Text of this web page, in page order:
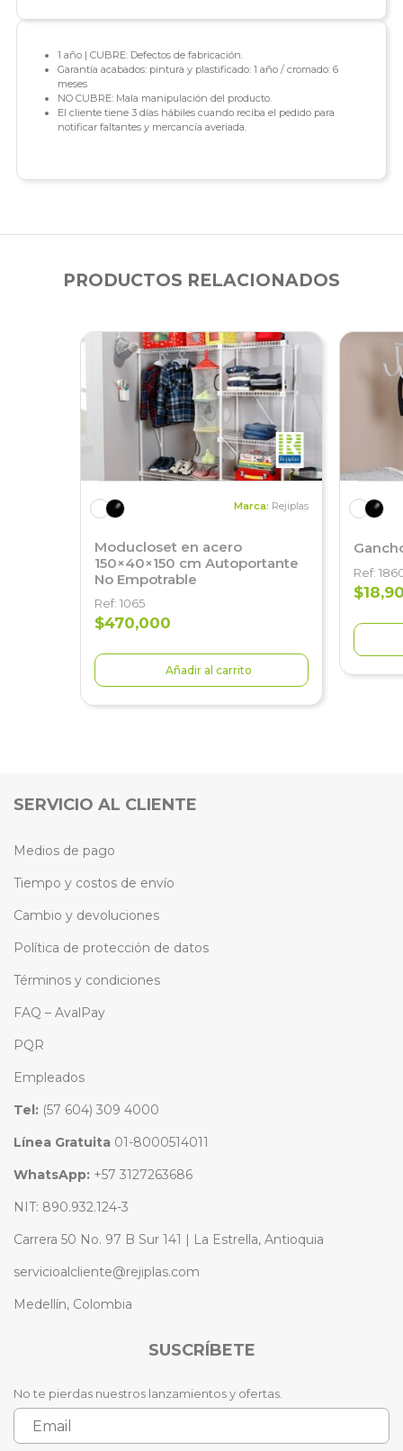
1 año | CUBRE: Defectos de fabricación.
Garantía acabados: pintura y plastificado: 1 año / cromado: 6
meses
NO CUBRE: Mala manipulación del producto.
El cliente tiene 3 días hábiles cuando reciba el pedido para
notificar faltantes y mercancía averiada.
PRODUCTOS RELACIONADOS
Marca: Rejiplas
Moducloset en acero
150×40×150 cm Autoportante
No Empotrable
Ref: 1065
$470,000
Añadir al carrito
Ref:
SERVICIO AL CLIENTE
Medios de pago
Tiempo y costos de envío
Cambio y devoluciones
Política de protección de datos
Términos y condiciones
FAQ – AvalPay
PQR
Empleados
Tel: (57 604) 309 4000
Línea Gratuita 01-8000514011
WhatsApp: +57 3127263686
NIT: 890.932.124-3
Carrera 50 No. 97 B Sur 141 | La Estrella, Antioquia
servicioalcliente@rejiplas.com
Medellín, Colombia
SUSCRÍBETE
No te pierdas nuestros lanzamientos y ofertas.